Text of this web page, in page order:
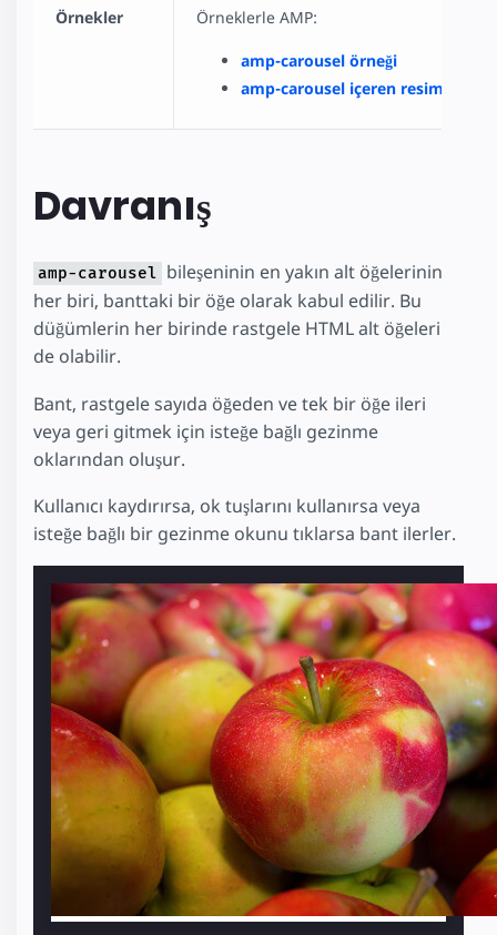
Örnekler Örneklerle AMP:
amp-carousel örneği
amp-carousel içeren resim
Davranış
amp-carousel bileşeninin en yakın alt öğelerinin
her biri, banttaki bir öğe olarak kabul edilir. Bu
düğümlerin her birinde rastgele HTML alt öğeleri
de olabilir.
Bant, rastgele sayıda öğeden ve tek bir öğe ileri
veya geri gitmek için isteğe bağlı gezinme
oklarından oluşur.
Kullanıcı kaydırırsa, ok tuşlarını kullanırsa veya
isteğe bağlı bir gezinme okunu tıklarsa bant ilerler.